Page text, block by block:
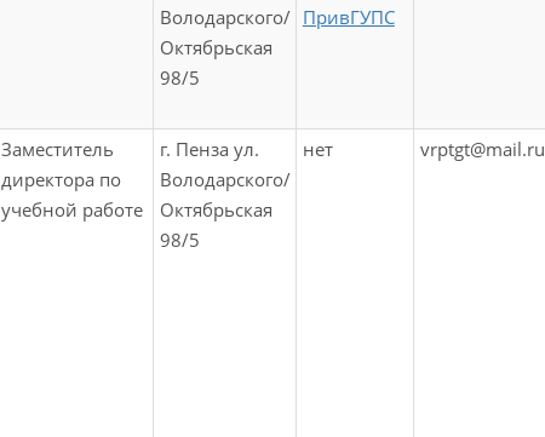
Володарского/
Октябрьская
98/5
ПривГУПС
Заместитель
директора по
учебной работе
г. Пенза ул.
Володарского/
Октябрьская
98/5
нет vrptgt@mail.ru